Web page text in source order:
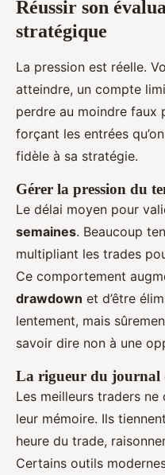
Réussir son
stratégique
La pression est réelle.
atteindre, un compte
perdre au moindre faux
forçant les entrées
fidèle à sa stratégie.
Gérer la pression du
Le délai moyen pour
semaines. Beaucoup
multipliant les trades
Ce comportement
drawdown et d’être
lentement, mais
savoir dire non à une
La rigueur du journal
Les meilleurs traders
leur mémoire. Ils
heure du trade,
Certains outils